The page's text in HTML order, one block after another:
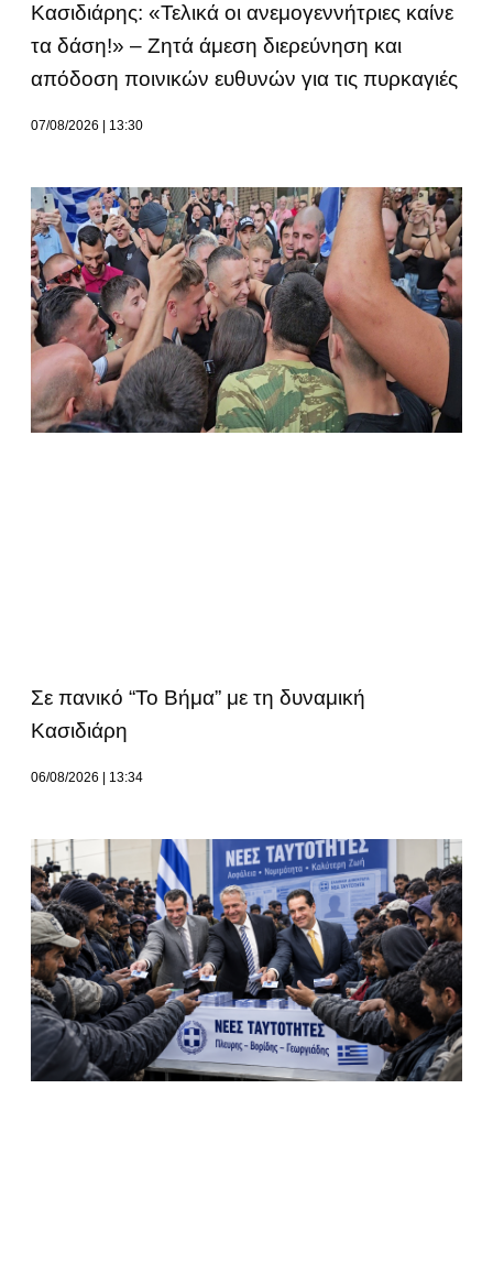
Κασιδιάρης: «Τελικά οι ανεμογεννήτριες καίνε
τα δάση!» – Ζητά άμεση διερεύνηση και
απόδοση ποινικών ευθυνών για τις πυρκαγιές
07/08/2026 13:30
Σε πανικό “Το Βήμα” με τη δυναμική
Κασιδιάρη
06/08/2026 13:34